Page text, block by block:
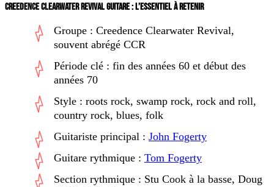
CREEDENCE CLEARWATER REVIVAL GUITARE : L’ESSENTIEL À RETENIR
Groupe : Creedence Clearwater Revival,
souvent abrégé CCR
Période clé : fin des années 60 et début des
années 70
Style : roots rock, swamp rock, rock and roll,
country rock, blues, folk
Guitariste principal : John Fogerty
Guitare rythmique : Tom Fogerty
Section rythmique : Stu Cook à la basse, Doug